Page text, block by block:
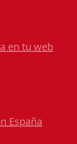
en tu web
España